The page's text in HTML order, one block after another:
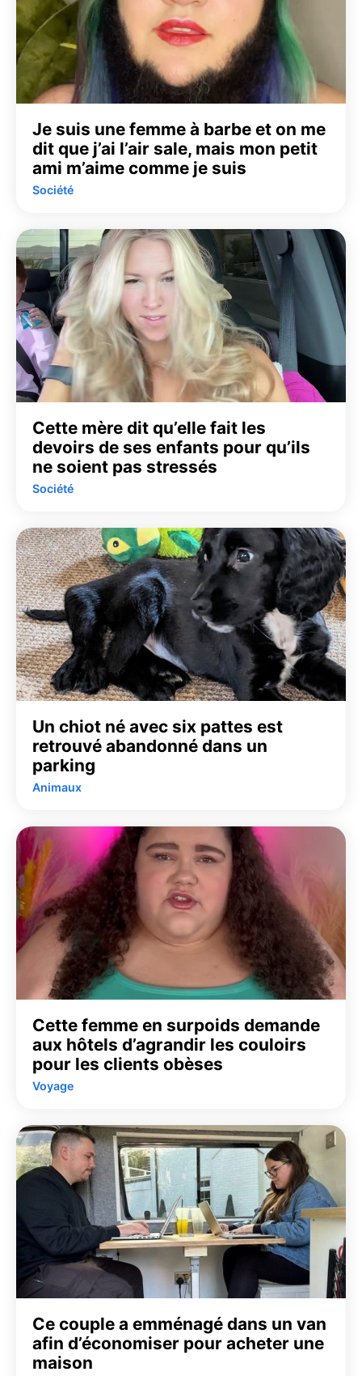
Je suis une femme à barbe et on me
dit que j’ai l’air sale, mais mon petit
ami m’aime comme je suis
Société
Cette mère dit qu’elle fait les
devoirs de ses enfants pour qu’ils
ne soient pas stressés
Société
Un chiot né avec six pattes est
retrouvé abandonné dans un
parking
Animaux
Cette femme en surpoids demande
aux hôtels d’agrandir les couloirs
pour les clients obèses
Voyage
Ce couple a emménagé dans un van
afin d’économiser pour acheter une
maison